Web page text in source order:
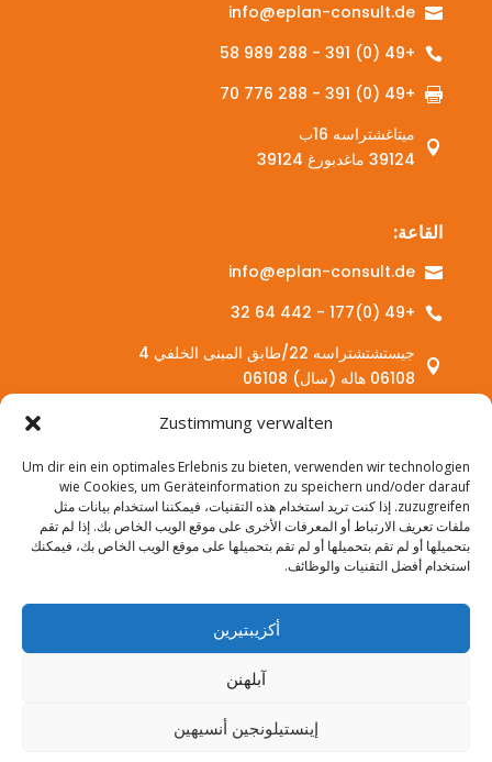
Zustimmung verwalten
Um dir ein ein optimales Erlebnis zu bieten, verwenden wir technologien
wie Cookies, um Geräteinformation zu speichern und/oder darauf
zuzugreifen. إذا كنت تريد استخدام هذه التقنيات، فيمكننا استخدام بيانات مثل
ملفات تعريف الارتباط أو المعرفات الأخرى على موقع الويب الخاص بك. إذا لم تقم
بتحميلها أو لم تقم بتحميلها أو لم تقم بتحميلها على موقع الويب الخاص بك، فيمكنك
استخدام أفضل التقنيات والوظائف.
أكزيبتيرين
آبلهنن
إينستيلونجين أنسيهين

info@eplan-consult.de

+49 (0) 391 - 288 989 58

+49 (0) 391 - 288 776 70

ميتاغشتراسه 16ب
39124 ماغدبورغ 39124
القاعة:

info@eplan-consult.de

+49 (0)177 - 442 64 32

جيستشتشتراسه 22/طابق المبنى الخلفي 4
06108 هاله (سال) 06108
 الاستشارة
 المزيد من التدريب
 دورات الاندماج
 مشروع انتيجرا أكتيف